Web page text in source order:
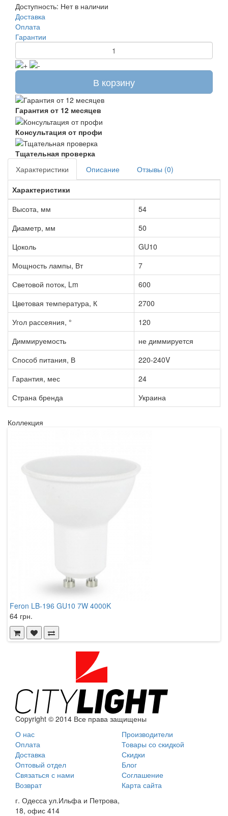
Доступность: Нет в наличии
Доставка
Оплата
Гарантии
В корзину
Гарантия от 12 месяцев
Консультация от профи
Тщательная проверка
Характеристики
Описание
Отзывы (0)
Характеристики
Высота, мм
54
Диаметр, мм
50
Цоколь
GU10
Мощность лампы, Вт
7
Световой поток, Lm
600
Цветовая температура, К
2700
Угол рассеяния, °
120
Диммируемость
не диммируется
Способ питания, В
220-240V
Гарантия, мес
24
Страна бренда
Украина
Коллекция
Feron LB-196 GU10 7W 4000K
64 грн.
Copyright © 2014 Все права защищены
О нас
Оплата
Доставка
Оптовый отдел
Связаться с нами
Возврат
Производители
Товары со скидкой
Скидки
Блог
Соглашение
Карта сайта
г. Одесса ул.Ильфа и Петрова,
18, офис 414